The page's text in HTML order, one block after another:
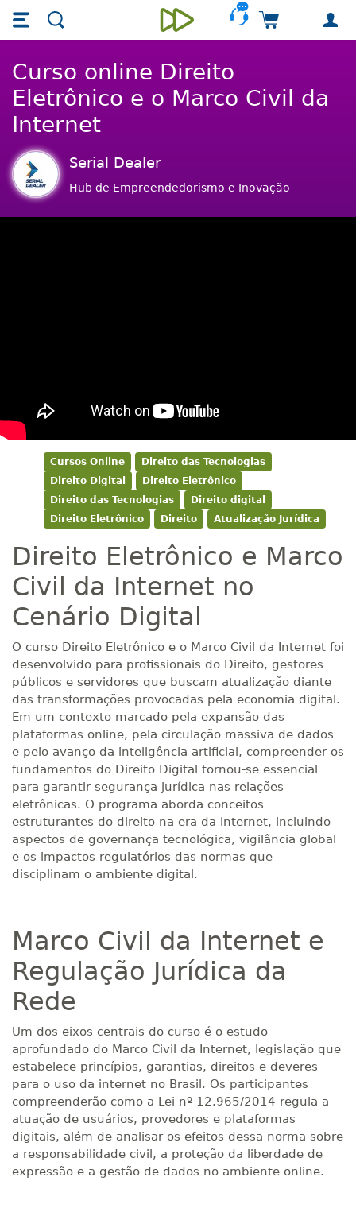
Skip main navigation
Skip to main content
Unieducar
Carrinho de
Curso online Direito
Eletrônico e o Marco Civil da
Internet
Serial Dealer
Hub de Empreendedorismo e Inovação
Cursos Online
Direito das Tecnologias
Direito Digital
Direito Eletrônico
Direito das Tecnologias
Direito digital
Direito Eletrônico
Direito Atualização Jurídica
Direito Eletrônico e Marco
Civil da Internet no
Cenário Digital
O curso Direito Eletrônico e o Marco Civil da Internet foi
desenvolvido para profissionais do Direito, gestores
públicos e servidores que buscam atualização diante
das transformações provocadas pela economia digital.
Em um contexto marcado pela expansão das
plataformas online, pela circulação massiva de dados
e pelo avanço da inteligência artificial, compreender os
fundamentos do Direito Digital tornou-se essencial
para garantir segurança jurídica nas relações
eletrônicas. O programa aborda conceitos
estruturantes do direito na era da internet, incluindo
aspectos de governança tecnológica, vigilância global
e os impactos regulatórios das normas que
disciplinam o ambiente digital.
Marco Civil da Internet e
Regulação Jurídica da
Rede
Um dos eixos centrais do curso é o estudo
aprofundado do Marco Civil da Internet, legislação que
estabelece princípios, garantias, direitos e deveres
para o uso da internet no Brasil. Os participantes
compreenderão como a Lei nº 12.965/2014 regula a
atuação de usuários, provedores e plataformas
digitais, além de analisar os efeitos dessa norma sobre
a responsabilidade civil, a proteção da liberdade de
expressão e a gestão de dados no ambiente online.